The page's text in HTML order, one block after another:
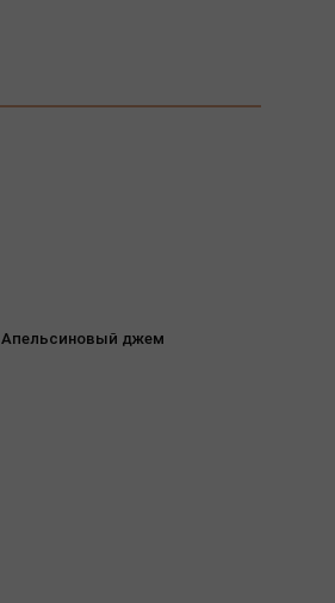
Апельсиновый джем